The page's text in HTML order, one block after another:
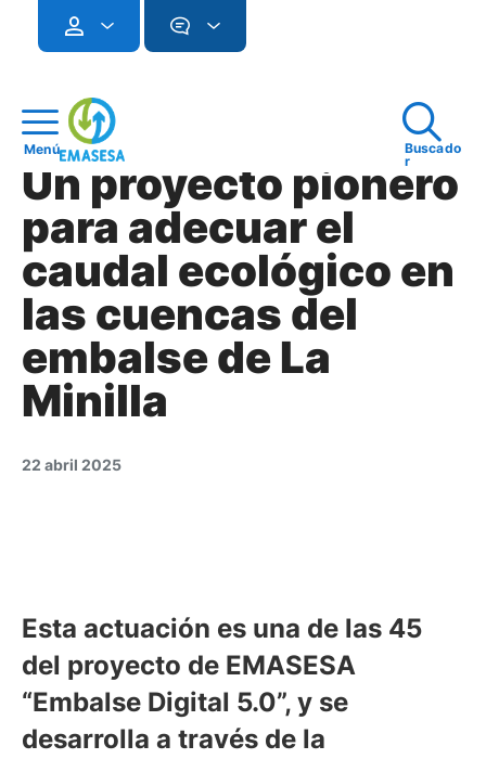
Menú
Buscado
r
Un proyecto pionero
para adecuar el
caudal ecológico en
las cuencas del
embalse de La
Minilla
22 abril 2025
Esta actuación es una de las 45
del proyecto de EMASESA
“Embalse Digital 5.0”, y se
desarrolla a través de la